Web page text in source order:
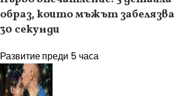
образ, които мъжът
30 секунди
Развитиепреди 5 часа